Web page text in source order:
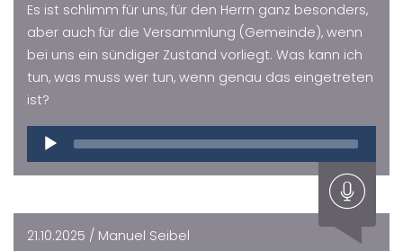
Es ist schlimm für uns, für den Herrn ganz besonders,
aber auch für die Versammlung (Gemeinde), wenn
bei uns ein sündiger Zustand vorliegt. Was kann ich
tun, was muss wer tun, wenn genau das eingetreten
ist?
Audio
Player
21.10.2025 / Manuel Seibel